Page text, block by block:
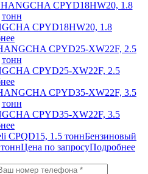
CPYD18HW20, 1.8
CPYD25-XW22F, 2.5
CPYD35-XW22F, 3.5
Бензиновый
Цена по запросуПодробнее